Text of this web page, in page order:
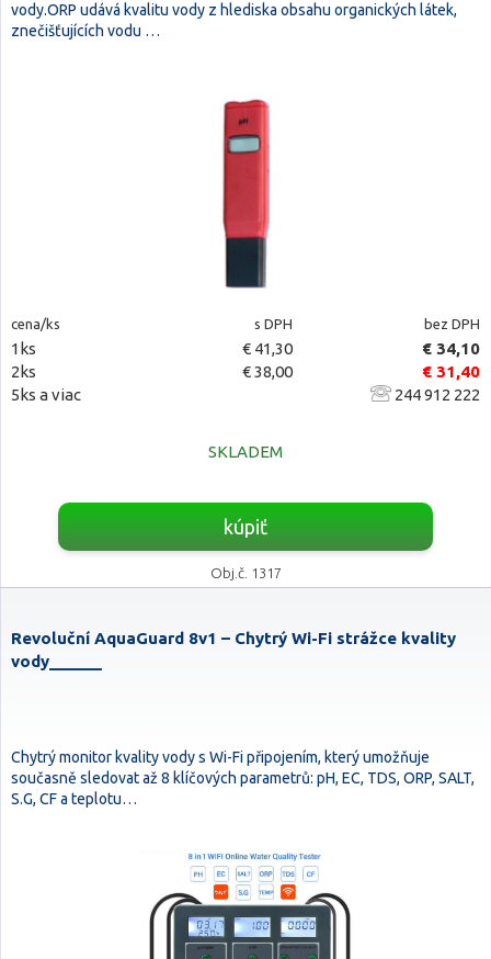
vody.ORP udává kvalitu vody z hlediska obsahu organických látek,
znečišťujících vodu …
cena/ks s DPH bez DPH
1ks € 41,30
€ 34,10
2ks
€ 38,00
€ 31,40
5ks a viac
244 912 222
SKLADEM
kúpiť
Obj.č. 1317
Revoluční AquaGuard 8v1 – Chytrý Wi-Fi strážce kvality
vody______
Chytrý monitor kvality vody s Wi-Fi připojením, který umožňuje
současně sledovat až 8 klíčových parametrů: pH, EC, TDS, ORP, SALT,
S.G, CF a teplotu…